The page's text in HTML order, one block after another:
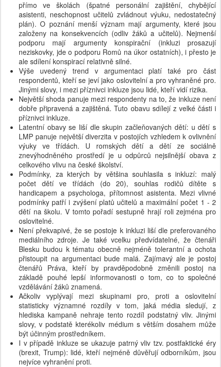
přímo ve školách (špatné personální zajištění, chybějící
asistenti, neschopnost učitelů zvládnout výuku, nedostatečný
plán). O poznání menší význam mají argumenty, které jsou
založeny na konsekvencích (odliv žáků a učitelů). Nejmenší
podporu mají argumenty konspirační (inkluzi prosazují
neziskovky, jde o podporu Romů na úkor ostatních), i přesto je
ale sdílení konspirací relativně silné.
Výše uvedený trend v argumentaci platí také pro část
respondentů, kteří se jeví jako oslovitelní a pro vyhraněné pro.
Jinými slovy, i mezi příznivci inkluze jsou lidé, kteří vidí rizika.
Největší shoda panuje mezi respondenty na to, že inkluze není
dobře připravená a zajištěná. Tuto obavu sdílejí z velké části i
příznivci inkluze.
Latentní obavy se liší dle skupin začleňovaných dětí: u dětí s
LMP panuje největší diverzita v postojích vzhledem k ovlivnění
výuky ve třídách. U romských dětí a dětí ze sociálně
znevýhodněného prostředí je u odpůrců nejsilnější obava z
celkového vlivu na české školství.
Podmínky, za kterých by většina souhlasila s inkluzí: malý
počet dětí ve třídách (do 20), souhlas rodičů dítěte s
handicapem a psychologa, přítomnost asistenta. Mezi vlivné
podmínky patří i zvýšení platů učitelů a maximální počet 1 - 2
dětí na školu. V tomto pořadí sestupně hrají roli zejména pro
oslovitelné.
Není překvapivé, že se postoje k inkluzi liší dle preferovaného
mediálního zdroje. Je také vcelku předvídatelné, že čtenáři
Blesku budou k tématu obecně nejméně tolerantní a ochota
přistoupit na argumentaci bude malá. Zajímavý ale je postoj
čtenářů Práva, kteří by pravděpodobně změnili postoj na
základě pouhé lepší informovanosti o tom, co to společné
vzdělávání žáků znamená.
Ačkoliv vyplývají mezi skupinami pro, proti a oslovitelní
statisticky významné rozdíly v tom, jaká média sledují, z
hlediska kampaně nehraje tento rozdíl podstatný vliv. Jinými
slovy, v podstatě kterékoliv médium s větším dosahem může
být účinným prostředníkem.
I v případě inkluze se ukazuje patrný vliv tzv. postfaktické éry
(brexit, Trump): lidé, kteří nejméně důvěřují odborníkům, jsou
nejvíce vyhranění proti.